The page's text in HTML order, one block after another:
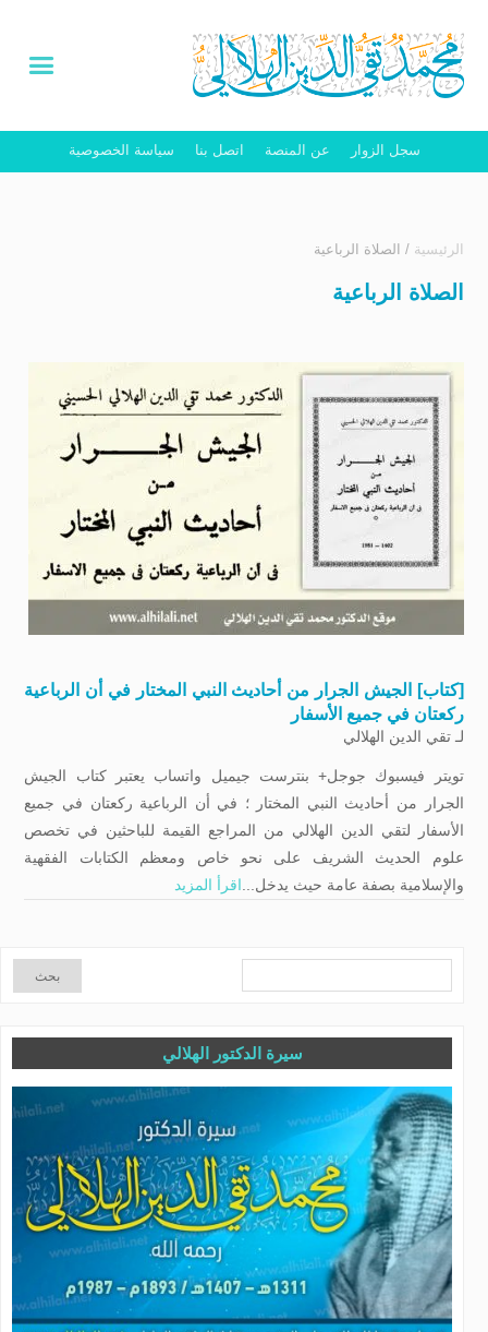
سجل الزوار عن المنصة اتصل بنا سياسة الخصوصية
الرئيسية / الصلاة الرباعية
الصلاة الرباعية
[كتاب] الجيش الجرار من أحاديث النبي المختار في أن الرباعية
ركعتان في جميع الأسفار
لـتقي الدين الهلالي
تويتر فيسبوك جوجل+ بنترست جيميل واتساب يعتبر كتاب الجيش
الجرار من أحاديث النبي المختار ؛ في أن الرباعية ركعتان في جميع
الأسفار لتقي الدين الهلالي من المراجع القيمة للباحثين في تخصص
علوم الحديث الشريف على نحو خاص ومعظم الكتابات الفقهية
والإسلامية بصفة عامة حيث يدخل...اقرأ المزيد
سيرة الدكتور الهلالي